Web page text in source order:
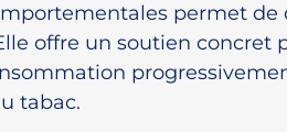
permet
offre un soutien concret
tabac.